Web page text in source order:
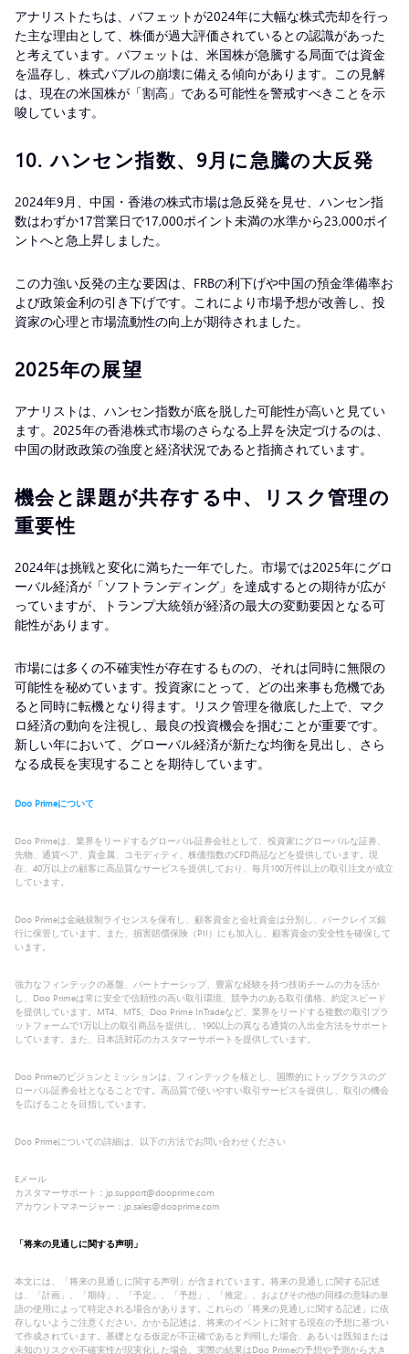
アナリストたちは、バフェットが2024年に大幅な株式売却を行っ
た主な理由として、株価が過大評価されているとの認識があった
と考えています。バフェットは、米国株が急騰する局面では資金
を温存し、株式バブルの崩壊に備える傾向があります。この見解
は、現在の米国株が「割高」である可能性を警戒すべきことを示
唆しています。
10. ハンセン指数、9月に急騰の大反発
2024年9月、中国・香港の株式市場は急反発を見せ、ハンセン指
数はわずか17営業日で17,000ポイント未満の水準から23,000ポイ
ントへと急上昇しました。
この力強い反発の主な要因は、FRBの利下げや中国の預金準備率お
よび政策金利の引き下げです。これにより市場予想が改善し、投
資家の心理と市場流動性の向上が期待されました。
2025年の展望
アナリストは、ハンセン指数が底を脱した可能性が高いと見てい
ます。2025年の香港株式市場のさらなる上昇を決定づけるのは、
中国の財政政策の強度と経済状況であると指摘されています。
機会と課題が共存する中、リスク管理の
重要性
2024年は挑戦と変化に満ちた一年でした。市場では2025年にグロ
ーバル経済が「ソフトランディング」を達成するとの期待が広が
っていますが、トランプ大統領が経済の最大の変動要因となる可
能性があります。
市場には多くの不確実性が存在するものの、それは同時に無限の
可能性を秘めています。投資家にとって、どの出来事も危機であ
ると同時に転機となり得ます。リスク管理を徹底した上で、マク
ロ経済の動向を注視し、最良の投資機会を掴むことが重要です。
新しい年において、グローバル経済が新たな均衡を見出し、さら
なる成長を実現することを期待しています。
Doo Primeについて
Doo Primeは、業界をリードするグローバル証券会社として、投資家にグローバルな証券、
先物、通貨ペア、貴金属、コモディティ、株価指数のCFD商品などを提供しています。現
在、40万以上の顧客に高品質なサービスを提供しており、毎月100万件以上の取引注文が成立
しています。
Doo Primeは金融規制ライセンスを保有し、顧客資金と会社資金は分別し、バークレイズ銀
行に保管しています。また、損害賠償保険（PII）にも加入し、顧客資金の安全性を確保して
います。
強力なフィンテックの基盤、パートナーシップ、豊富な経験を持つ技術チームの力を活か
し、Doo Primeは常に安全で信頼性の高い取引環境、競争力のある取引価格、約定スピード
を提供しています。MT4、MT5、Doo Prime InTradeなど、業界をリードする複数の取引プラ
ットフォームで1万以上の取引商品を提供し、190以上の異なる通貨の入出金方法をサポート
しています。また、日本語対応のカスタマーサポートを提供しています。
Doo Primeのビジョンとミッションは、フィンテックを核とし、国際的にトップクラスのグ
ローバル証券会社となることです。高品質で使いやすい取引サービスを提供し、取引の機会
を広げることを目指しています。
Doo Primeについての詳細は、以下の方法でお問い合わせください
Eメール
カスタマーサポート：jp.support@dooprime.com
アカウントマネージャー：jp.sales@dooprime.com
「将来の見通しに関する声明 」
本文には、「将来の見通しに関する声明」が含まれています。将来の見通しに関する記述
は、「計画」、「期待」、「予定」、「予想」、「推定」、およびその他の同様の意味の単
語の使用によって特定される場合があります。これらの「将来の見通しに関する記述」に依
存しないようご注意ください。かかる記述は、将来のイベントに対する現在の予想に基づい
て作成されています。基礎となる仮定が不正確であると判明した場合、あるいは既知または
未知のリスクや不確実性が現実化した場合、実際の結果はDoo Primeの予想や予測から大き